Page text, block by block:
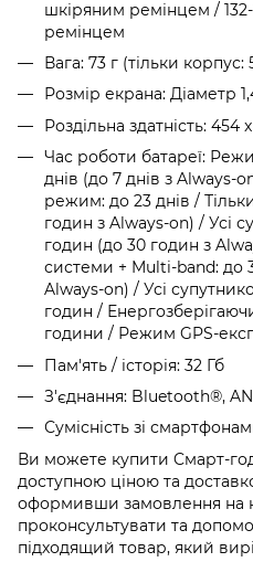
шкіряним ремінцем /
ремінцем
Вага: 73 г (тільки корпус:
Розмір екрана: Діаметр
Роздільна здатність: 454
Час роботи батареї:
днів (до 7 днів з Always-
режим: до 23 днів /
годин з Always-on) / Усі
годин (до 30 годин з
системи + Multi-band: до
Always-on) / Усі
годин /
години / Режим GPS-
Пам'ять / історія: 32 Гб
З'єднання: Bluetooth®,
Сумісність зі
Ви можете купити Cмарт-
доступною ціною та
оформивши замовлення на
проконсультувати та
підходящий товар, який